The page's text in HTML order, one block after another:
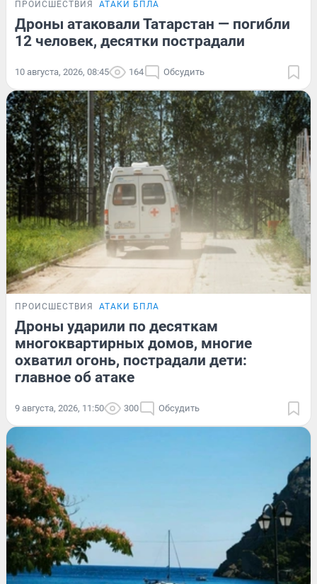
ПРОИСШЕСТВИЯ АТАКИ БПЛА
Дроны атаковали Татарстан — погибли
12 человек, десятки пострадали
10 августа, 2026, 08:45 164 Обсудить
ПРОИСШЕСТВИЯ АТАКИ БПЛА
Дроны ударили по десяткам
многоквартирных домов, многие
охватил огонь, пострадали дети:
главное об атаке
9 августа, 2026, 11:50 300 Обсудить